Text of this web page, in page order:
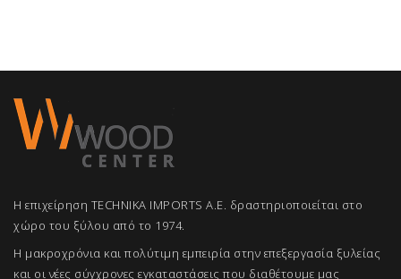
Η επιχείρηση TECHNIKA IMPORTS A.E. δραστηριοποιείται στο
χώρο του ξύλου από το 1974.
Η μακροχρόνια και πολύτιμη εμπειρία στην επεξεργασία ξυλείας
και οι νέες σύγχρονες εγκαταστάσεις που διαθέτουμε μας